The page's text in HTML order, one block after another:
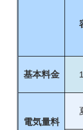
基本料金
電気量料